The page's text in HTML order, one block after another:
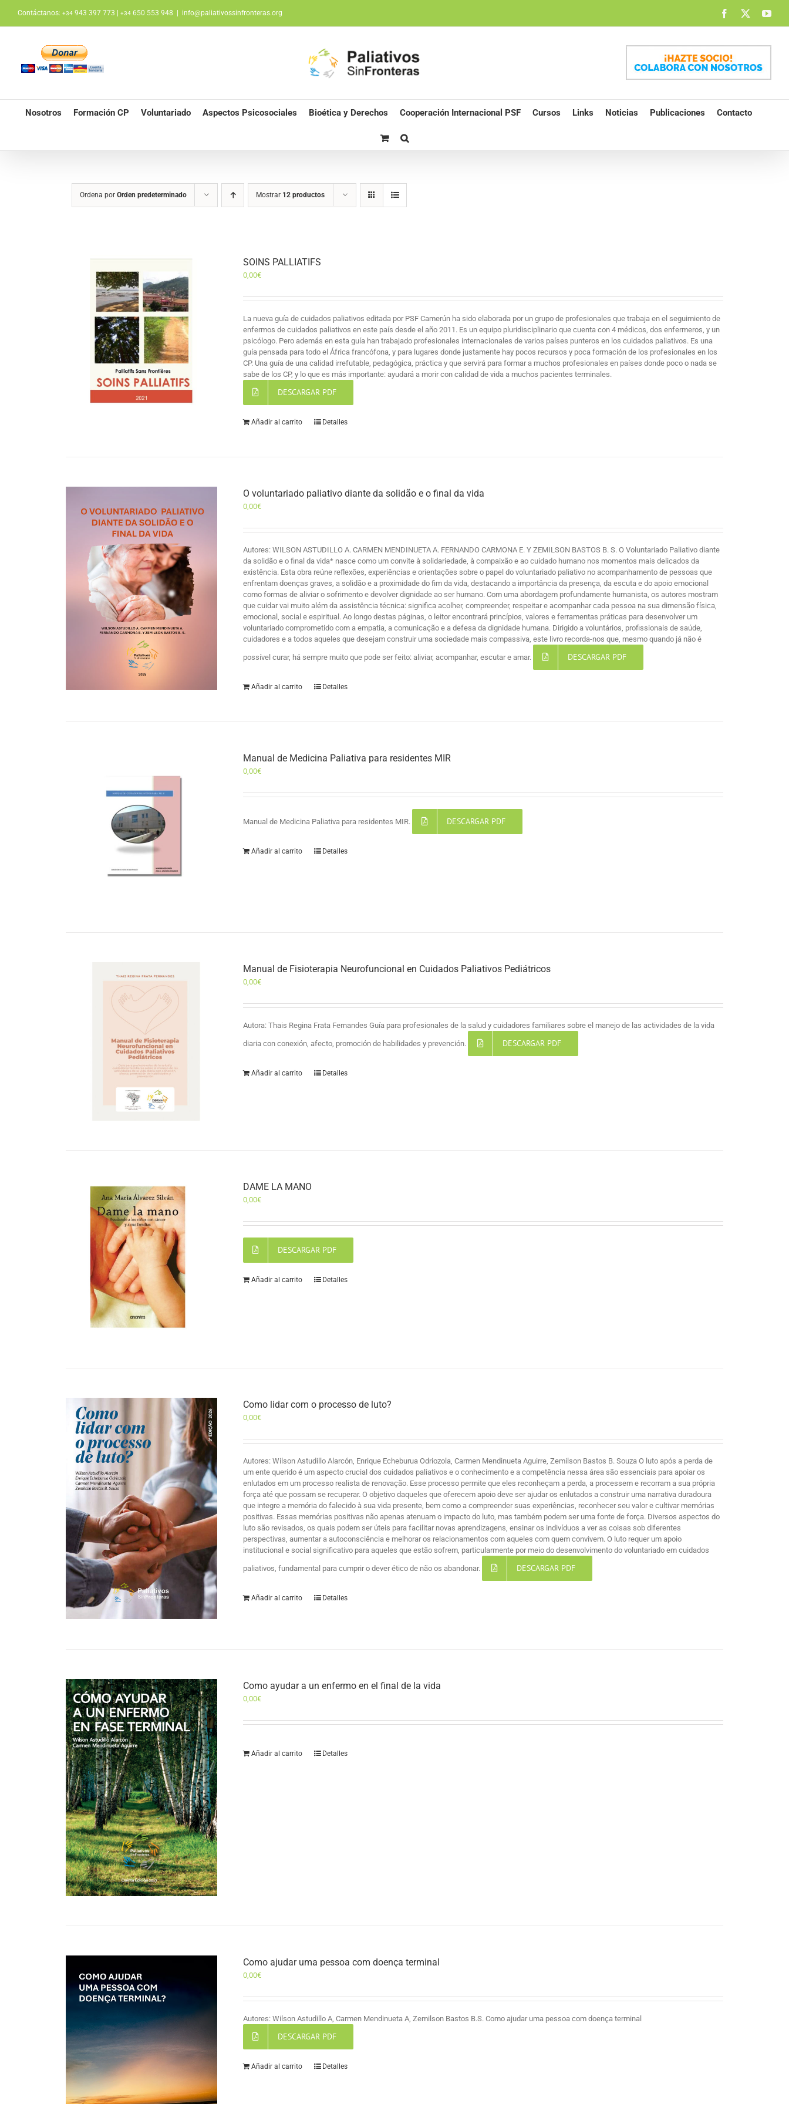
contenido
Contáctanos: +34 943 397 773 | +34 650 553 948 info@paliativossinfronteras.org Facebook
Nosotros Formación CP Voluntariado Aspectos Psicosociales Bioética y Derechos Cooperación Internacional PSF Cursos Links Noticias Publicaciones Contacto
Ordena por Orden predeterminado Mostrar 12 productos
SOINS PALLIATIFS
0,00€
La nueva guía de cuidados paliativos editada por PSF Camerún ha sido elaborada por un grupo de profesionales que trabaja en el seguimiento de
enfermos de cuidados paliativos en este país desde el año 2011. Es un equipo pluridisciplinario que cuenta con 4 médicos, dos enfermeros, y un
psicólogo. Pero además en esta guía han trabajado profesionales internacionales de varios países punteros en los cuidados paliativos. Es una
guía pensada para todo el África francófona, y para lugares donde justamente hay pocos recursos y poca formación de los profesionales en los
CP. Una guía de una calidad irrefutable, pedagógica, práctica y que servirá para formar a muchos profesionales en países donde poco o nada se
sabe de los CP, y lo que es más importante: ayudará a morir con calidad de vida a muchos pacientes terminales.
DESCARGAR PDF
Añadir al carrito Detalles
O voluntariado paliativo diante da solidão e o final da vida
0,00€
Autores: WILSON ASTUDILLO A. CARMEN MENDINUETA A. FERNANDO CARMONA E. Y ZEMILSON BASTOS B. S. O Voluntariado Paliativo diante
da solidão e o final da vida* nasce como um convite à solidariedade, à compaixão e ao cuidado humano nos momentos mais delicados da
existência. Esta obra reúne reflexões, experiências e orientações sobre o papel do voluntariado paliativo no acompanhamento de pessoas que
enfrentam doenças graves, a solidão e a proximidade do fim da vida, destacando a importância da presença, da escuta e do apoio emocional
como formas de aliviar o sofrimento e devolver dignidade ao ser humano. Com uma abordagem profundamente humanista, os autores mostram
que cuidar vai muito além da assistência técnica: significa acolher, compreender, respeitar e acompanhar cada pessoa na sua dimensão física,
emocional, social e espiritual. Ao longo destas páginas, o leitor encontrará princípios, valores e ferramentas práticas para desenvolver um
voluntariado comprometido com a empatia, a comunicação e a defesa da dignidade humana. Dirigido a voluntários, profissionais de saúde,
cuidadores e a todos aqueles que desejam construir uma sociedade mais compassiva, este livro recorda-nos que, mesmo quando já não é
possível curar, há sempre muito que pode ser feito: aliviar, acompanhar, escutar e amar. DESCARGAR PDF
Añadir al carrito Detalles
Manual de Medicina Paliativa para residentes MIR
0,00€
Manual de Medicina Paliativa para residentes MIR. DESCARGAR PDF
Añadir al carrito Detalles
Manual de Fisioterapia Neurofuncional en Cuidados Paliativos Pediátricos
0,00€
Autora: Thais Regina Frata Fernandes Guía para profesionales de la salud y cuidadores familiares sobre el manejo de las actividades de la vida
diaria con conexión, afecto, promoción de habilidades y prevención. DESCARGAR PDF
Añadir al carrito Detalles
DAME LA MANO
0,00€
DESCARGAR PDF
Añadir al carrito Detalles
Como lidar com o processo de luto?
0,00€
Autores: Wilson Astudillo Alarcón, Enrique Echeburua Odriozola, Carmen Mendinueta Aguirre, Zemilson Bastos B. Souza O luto após a perda de
um ente querido é um aspecto crucial dos cuidados paliativos e o conhecimento e a competência nessa área são essenciais para apoiar os
enlutados em um processo realista de renovação. Esse processo permite que eles reconheçam a perda, a processem e recorram a sua própria
força até que possam se recuperar. O objetivo daqueles que oferecem apoio deve ser ajudar os enlutados a construir uma narrativa duradoura
que integre a memória do falecido à sua vida presente, bem como a compreender suas experiências, reconhecer seu valor e cultivar memórias
positivas. Essas memórias positivas não apenas atenuam o impacto do luto, mas também podem ser uma fonte de força. Diversos aspectos do
luto são revisados, os quais podem ser úteis para facilitar novas aprendizagens, ensinar os indivíduos a ver as coisas sob diferentes
perspectivas, aumentar a autoconsciência e melhorar os relacionamentos com aqueles com quem convivem. O luto requer um apoio
institucional e social significativo para aqueles que estão sofrem, particularmente por meio do desenvolvimento do voluntariado em cuidados
paliativos, fundamental para cumprir o dever ético de não os abandonar. DESCARGAR PDF
Añadir al carrito Detalles
Como ayudar a un enfermo en el final de la vida
0,00€
Añadir al carrito Detalles
Como ajudar uma pessoa com doença terminal
0,00€
Autores: Wilson Astudillo A, Carmen Mendinueta A, Zemilson Bastos B.S. Como ajudar uma pessoa com doença terminal
DESCARGAR PDF
Añadir al carrito Detalles